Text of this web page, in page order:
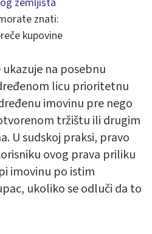
znati:
kupovine
na posebnu
licu prioritetnu
imovinu pre nego
tržištu ili drugim
U sudskoj praksi, pravo
ovog prava priliku
imovinu po istim
ukoliko se odluči da to